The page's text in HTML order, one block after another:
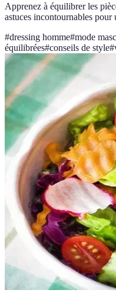
Apprenez à équilibrer les
astuces incontournables
#dressing homme#mode
équilibrées#conseils de style#